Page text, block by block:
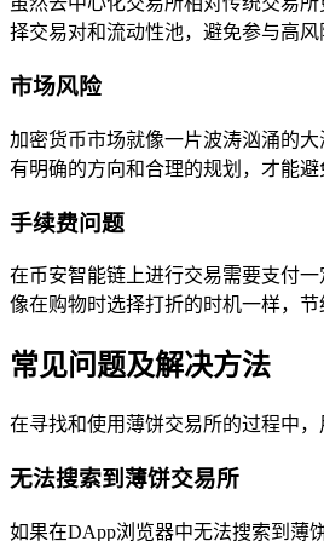
择交易对和流动性池，避免参与高
市场风险
加密货币市场就像一片波涛汹涌的
有明确的方向和合理的规划，才能避
手续费问题
在币安智能链上进行交易需要支付
像在购物时选择打折的时机一样，
常见问题及解决方法
在寻找和使用薄饼交易所的过程中
无法搜索到薄饼交易所
如果在DApp浏览器中无法搜索到薄